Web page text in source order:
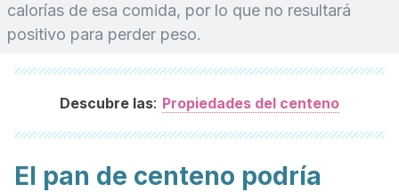
calorías de esa comida, por lo que no resultará
positivo para perder peso.
Descubre las: Propiedades del centeno
El pan de centeno podría